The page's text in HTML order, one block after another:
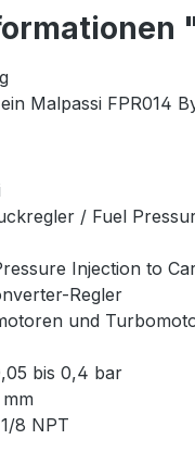
Malpassi FPR014
/ Fuel
Injection to
Regler
und
bis 0,4 bar
8 NPT